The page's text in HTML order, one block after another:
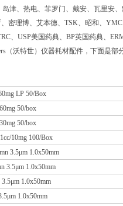
津、热电、菲罗门、戴安、瓦里安
密理博、艾本德、TSK、昭和、
、USP美国药典、BP英国药典、
（沃特世）仪器耗材配件，下面是
LP 50/Box
60mg 50/box
30mg 50/box
1cc/10mg 100/Box
3.5μm 1.0x50mm
3.5μm 1.0x50mm
3.5μm 1.0x50mm
3.5μm 1.0x50mm